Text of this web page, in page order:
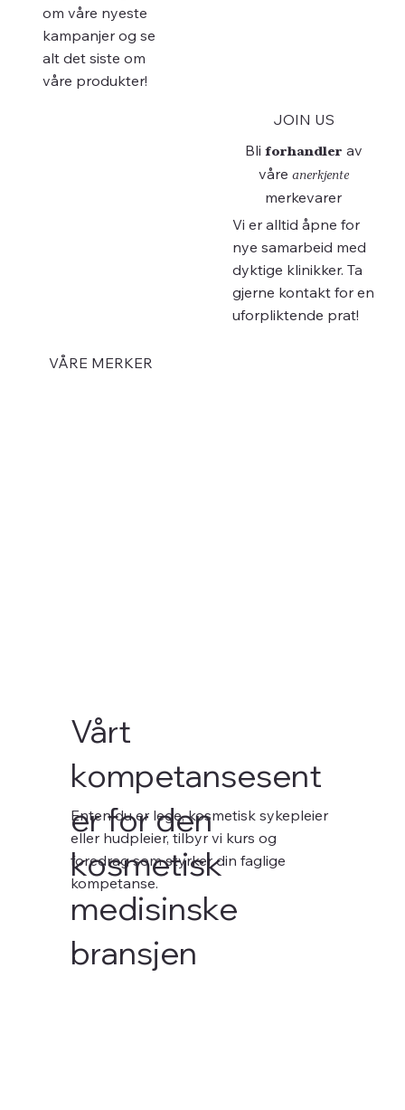
om våre nyeste
kampanjer og se
alt det siste om
våre produkter!
JOIN US
Bli forhandler av
våre anerkjente
merkevarer
Vi er alltid åpne for
nye samarbeid med
dyktige klinikker. Ta
gjerne kontakt for en
uforpliktende prat!
VÅRE MERKER
Vårt
kompetansesent
er for den
kosmetisk
medisinske
bransjen
Enten du er lege, kosmetisk sykepleier
eller hudpleier, tilbyr vi kurs og
foredrag som styrker din faglige
kompetanse.